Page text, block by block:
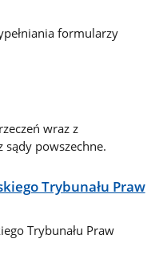
formularzy
wraz z
powszechne.
Trybunału Praw
Trybunału Praw